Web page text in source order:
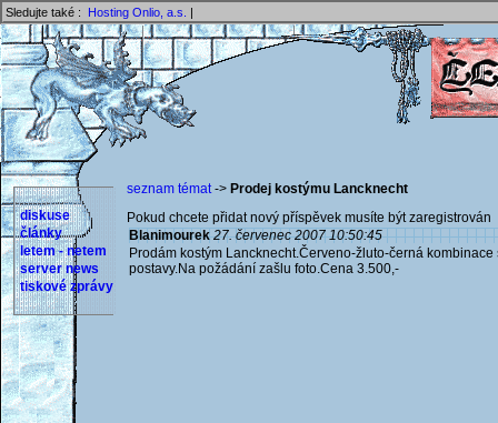
Sledujte také : Hosting Onlio, a.s. |
diskuse
články
letem - netem
server news
tiskové zprávy
seznam témat-> Prodej kostýmu Lancknecht
Pokud chcete přidat nový příspěvek musíte být
Blanimourek 27. červenec 2007 10:50:45
Prodám kostým Lancknecht.Červeno-žluto-černá
postavy.Na požádání zašlu foto.Cena 3.500,-